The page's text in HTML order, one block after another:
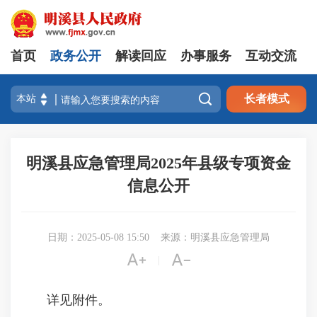
首页 政务公开 解读回应 办事服务 互动交流
 长者模式
明溪县应急管理局2025年县级专项资金
信息公开
日期：2025-05-08 15:50 来源：明溪县应急管理局
 
详见附件。